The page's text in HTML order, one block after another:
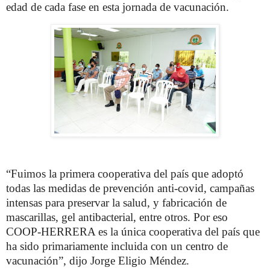
edad de cada fase en esta jornada de vacunación.
“Fuimos la primera cooperativa del país que adoptó
todas las medidas de prevención anti-covid, campañas
intensas para preservar la salud, y fabricación de
mascarillas, gel antibacterial, entre otros. Por eso
COOP-HERRERA es la única cooperativa del país que
ha sido primariamente incluida con un centro de
vacunación”, dijo Jorge Eligio Méndez.